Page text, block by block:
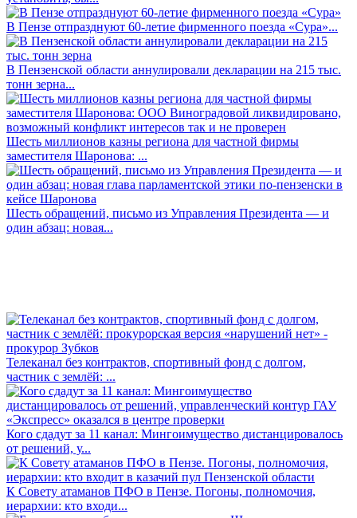
В Пензе отпразднуют 60-летие фирменного поезда «Сура»...
В Пензенской области аннулировали декларации на 215 тыс.
тонн зерна...
Шесть миллионов казны региона для частной фирмы
заместителя Шаронова: ...
Шесть обращений, письмо из Управления Президента — и
один абзац: новая...
Телеканал без контрактов, спортивный фонд с долгом,
частник с землёй: ...
Кого сдадут за 11 канал: Мингоимущество дистанцировалось
от решений, у...
К Совету атаманов ПФО в Пензе. Погоны, полномочия,
иерархии: кто входи...